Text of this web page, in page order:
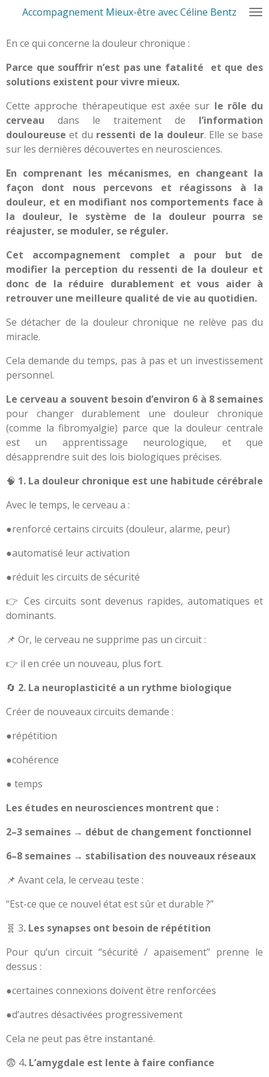
Passer
contenu
Accompagnement Mieux-être avec Céline Bentz
En ce qui concerne la douleur chronique :
Parce que souffrir n’est pas une fatalité et que des
solutions existent pour vivre mieux.
Cette approche thérapeutique est axée sur le rôle du
cerveau dans le traitement de l’information
douloureuse et du ressenti de la douleur. Elle se base
sur les dernières découvertes en neurosciences.
En comprenant les mécanismes, en changeant la
façon dont nous percevons et réagissons à la
douleur, et en modifiant nos comportements face à
la douleur, le système de la douleur pourra se
réajuster, se moduler, se réguler.
Cet accompagnement complet a pour but de
modifier la perception du ressenti de la douleur et
donc de la réduire durablement et vous aider à
retrouver une meilleure qualité de vie au quotidien.
Se détacher de la douleur chronique ne relève pas du
miracle.
Cela demande du temps, pas à pas et un investissement
personnel.
Le cerveau a souvent besoin d’environ 6 à 8 semaines
pour changer durablement une douleur chronique
(comme la fibromyalgie) parce que la douleur centrale
est un apprentissage neurologique, et que
désapprendre suit des lois biologiques précises.
🧠 1. La douleur chronique est une habitude cérébrale
Avec le temps, le cerveau a :
●renforcé certains circuits (douleur, alarme, peur)
●automatisé leur activation
●réduit les circuits de sécurité
👉 Ces circuits sont devenus rapides, automatiques et
dominants.
📌 Or, le cerveau ne supprime pas un circuit :
👉 il en crée un nouveau, plus fort.
🔄 2. La neuroplasticité a un rythme biologique
Créer de nouveaux circuits demande :
●répétition
●cohérence
● temps
Les études en neurosciences montrent que :
2–3 semaines → début de changement fonctionnel
6–8 semaines → stabilisation des nouveaux réseaux
📌 Avant cela, le cerveau teste :
“Est-ce que ce nouvel état est sûr et durable ?”
🧬 3. Les synapses ont besoin de répétition
Pour qu’un circuit “sécurité / apaisement” prenne le
dessus :
●certaines connexions doivent être renforcées
●d’autres désactivées progressivement
Cela ne peut pas être instantané.
😨 4. L’amygdale est lente à faire confiance